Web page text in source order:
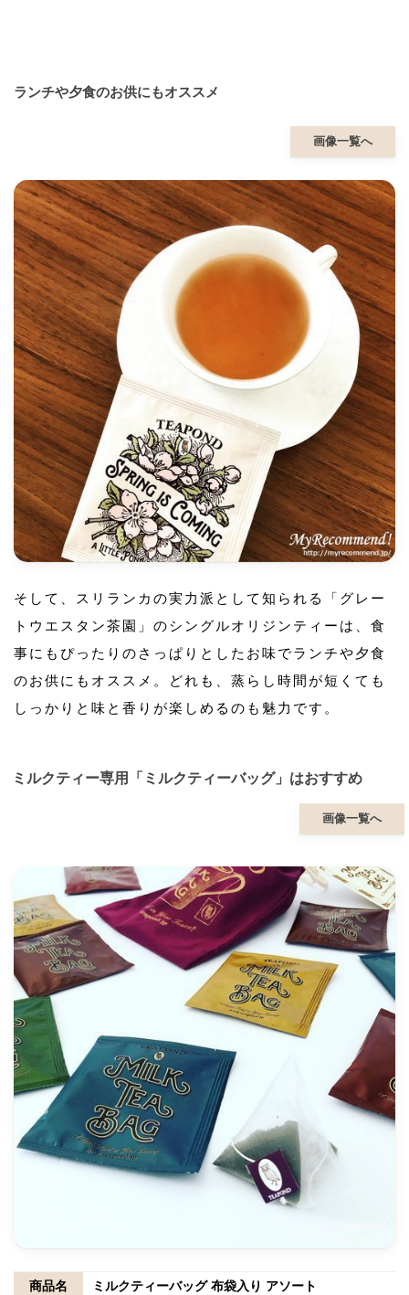
ランチや夕食のお供にもオススメ
画像一覧へ
そして、スリランカの実力派として知られる「グレー
トウエスタン茶園」のシングルオリジンティーは、食
事にもぴったりのさっぱりとしたお味でランチや夕食
のお供にもオススメ。どれも、蒸らし時間が短くても
しっかりと味と香りが楽しめるのも魅力です。
ミルクティー専用「ミルクティーバッグ」はおすすめ
画像一覧へ
商品名
ミルクティーバッグ 布袋入り アソート